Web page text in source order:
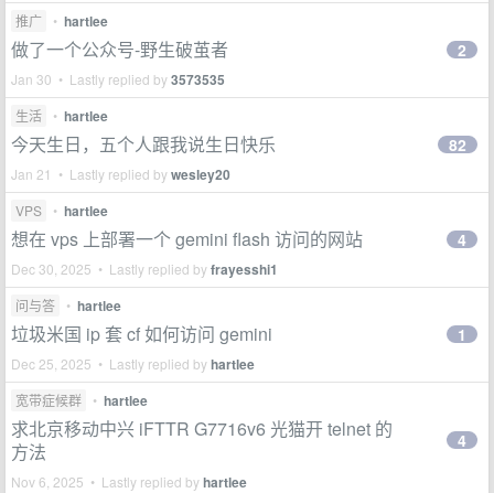
推广 • hartlee
做了一个公众号-野生破茧者
Jan 30 • Lastly replied by3573535
2
生活 • hartlee
今天生日，五个人跟我说生日快乐
Jan 21 • Lastly replied bywesley20
82
VPS • hartlee
想在 vps 上部署一个 gemini flash 访问的网站
Dec 30, 2025 • Lastly replied byfrayesshi1
4
问与答 • hartlee
垃圾米国 ip 套 cf 如何访问 gemini
Dec 25, 2025 • Lastly replied byhartlee
1
宽带症候群 • hartlee
求北京移动中兴 iFTTR G7716v6 光猫开 telnet 的
方法
Nov 6, 2025 • Lastly replied byhartlee
4